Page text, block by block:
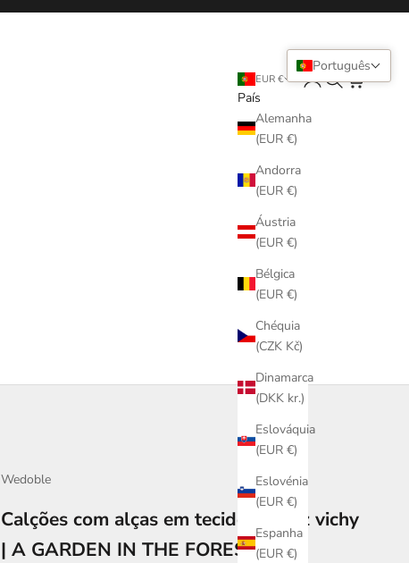
EUR €
País
Alemanha
(EUR €)
Andorra
(EUR €)
Áustria
(EUR €)
Bélgica
(EUR €)
Chéquia
(CZK Kč)
Dinamarca
(DKK kr.)
Eslováquia
(EUR €)
Eslovénia
(EUR €)
Espanha
(EUR €)
LoginPesquisar
Carrinho
Wedoble
Calções com alças em tecido xadrez vichy
| A GARDEN IN THE FOREST -
Português